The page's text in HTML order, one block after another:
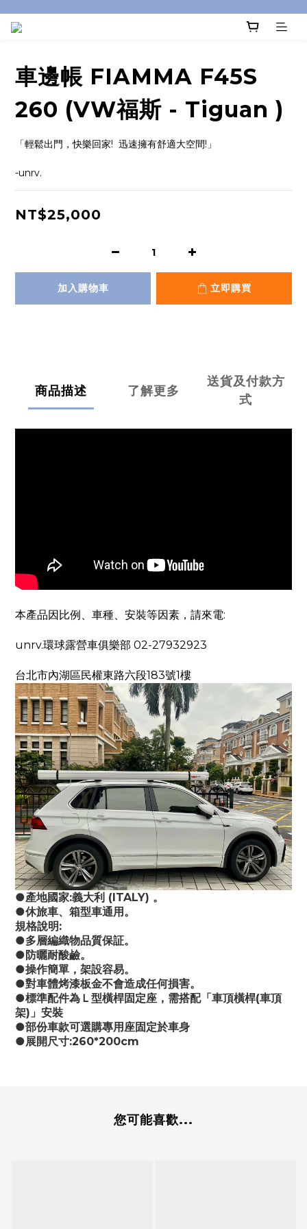
車邊帳 FIAMMA F45S
260 (VW福斯 - Tiguan )
「輕鬆出門，快樂回家!  迅速擁有舒適大空間!」
-unrv.
NT$25,000
加入購物車 立即購買
商品描述 了解更多
送貨及付款方
式
本產品因比例、車種、安裝等因素，請來電:
unrv.環球露營車俱樂部 02-27932923
台北市內湖區民權東路六段183號1樓
●產地國家:義大利 (ITALY) 。
●休旅車、箱型車通用。
規格說明:
●多層編織物品質保証。
●防曬耐酸鹼。
●操作簡單，架設容易。
●對車體烤漆板金不會造成任何損害。
●標準配件為Ｌ型橫桿固定座，需搭配「車頂橫桿(車頂
架)」安裝
●部份車款可選購專用座固定於車身
●展開尺寸:260*200cm
您可能喜歡...